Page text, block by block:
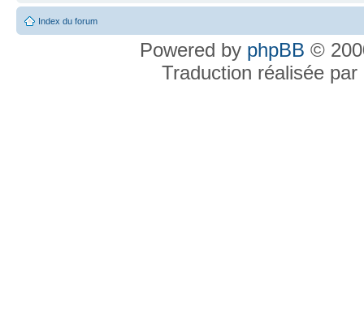
Index du forum
Powered by phpBB ©
Traduction réalisée par